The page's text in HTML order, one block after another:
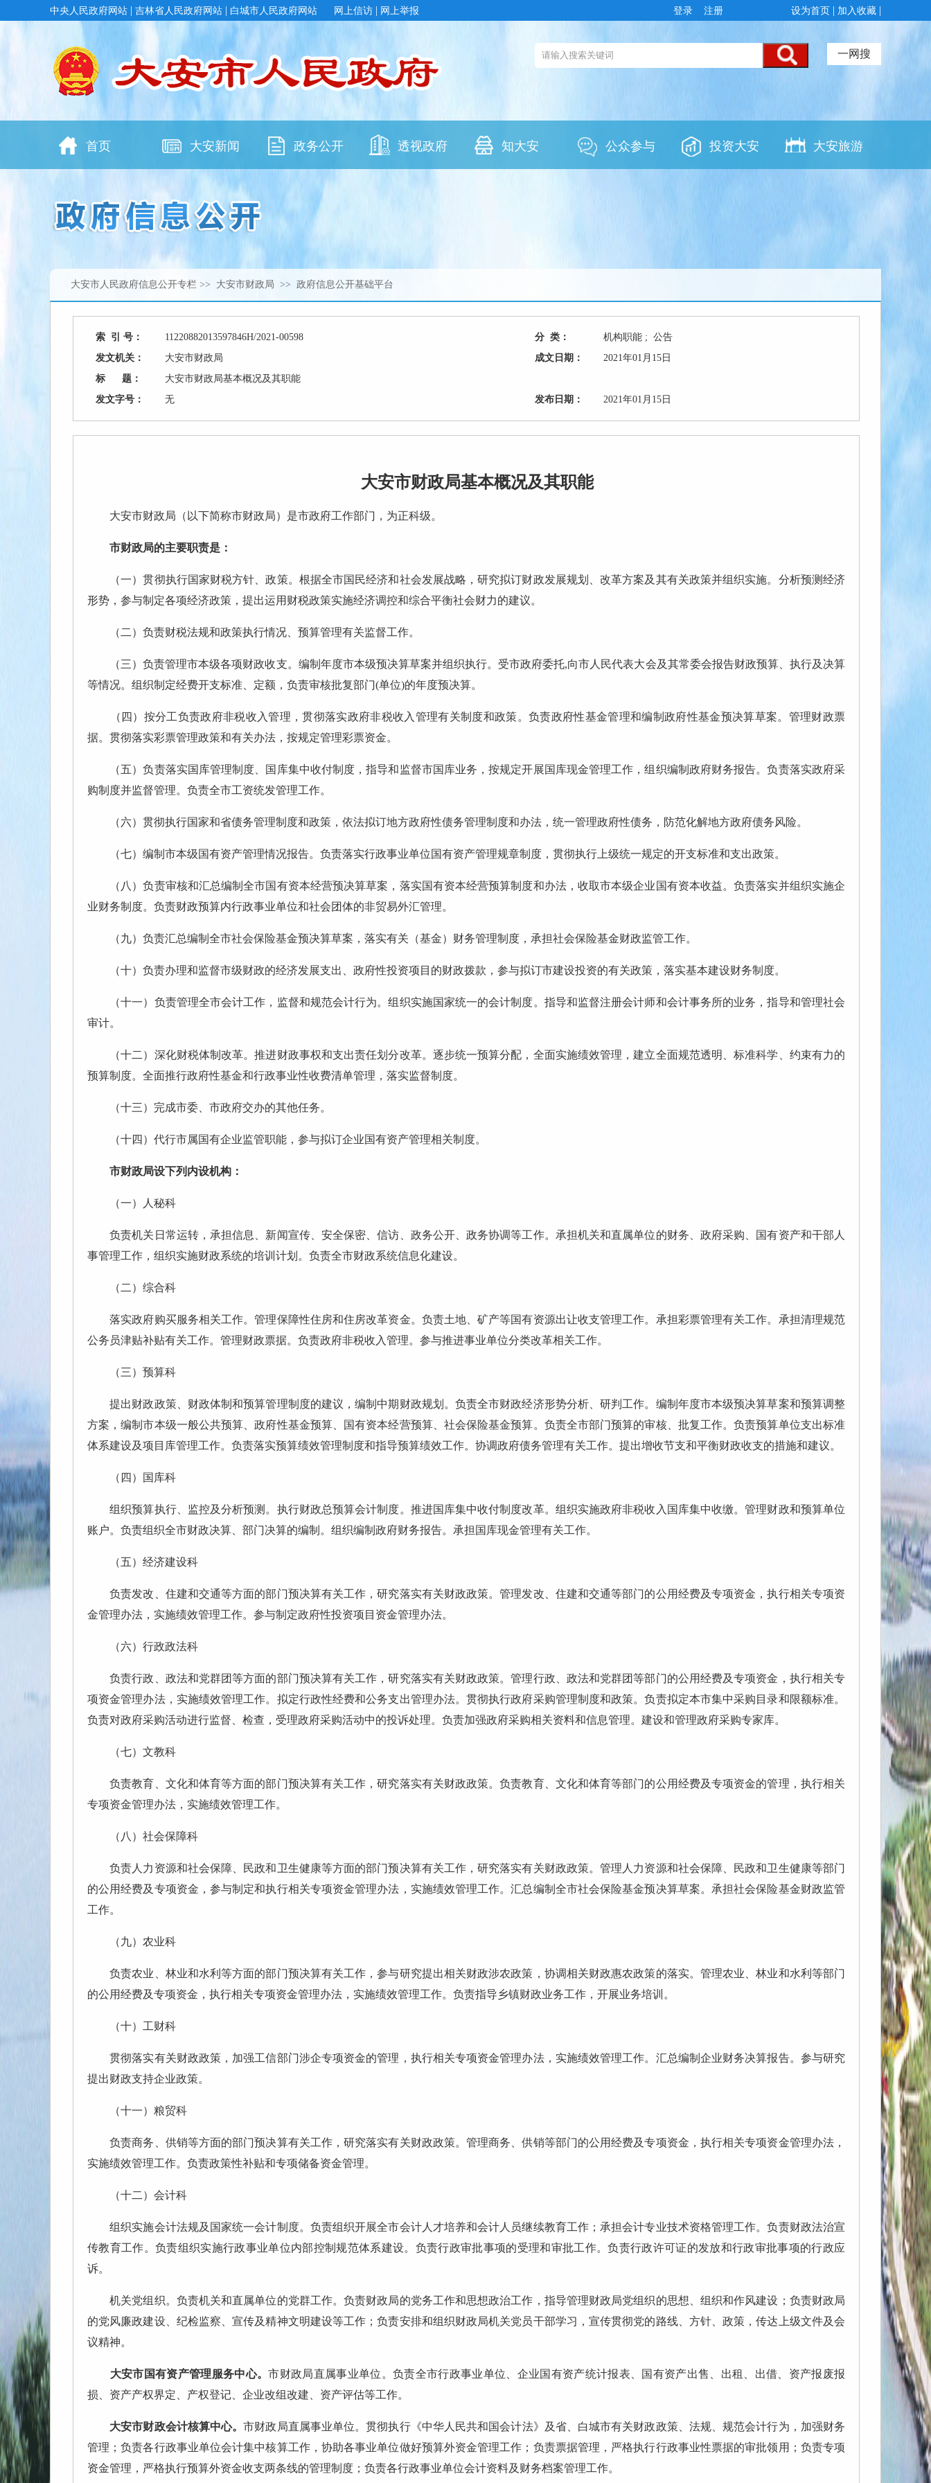
登录 注册
大安市人民政府信息公开专栏 >> 大安市财政局 >> 政府信息公开基础平台
索 引 号： 11220882013597846H/2021-00598 分 类：
机构职能 ; 公告
发文机关：
大安市财政局 成文日期：
2021年01月15日
标 题：
大安市财政局基本概况及其职能
发文字号：
无 发布日期： 2021年01月15日
大安市财政局基本概况及其职能
大安市财政局（以下简称市财政局）是市政府工作部门，为正科级。
市财政局的主要职责是：
（一）贯彻执行国家财税方针、政策。根据全市国民经济和社会发展战略，研究拟订财政发展规划、改革方案及其有关政策并组织实施。分析预测经济
形势，参与制定各项经济政策，提出运用财税政策实施经济调控和综合平衡社会财力的建议。
（二）负责财税法规和政策执行情况、预算管理有关监督工作。
（三）负责管理市本级各项财政收支。编制年度市本级预决算草案并组织执行。受市政府委托,向市人民代表大会及其常委会报告财政预算、执行及决算
等情况。组织制定经费开支标准、定额，负责审核批复部门(单位)的年度预决算。
（四）按分工负责政府非税收入管理，贯彻落实政府非税收入管理有关制度和政策。负责政府性基金管理和编制政府性基金预决算草案。管理财政票
据。贯彻落实彩票管理政策和有关办法，按规定管理彩票资金。
（五）负责落实国库管理制度、国库集中收付制度，指导和监督市国库业务，按规定开展国库现金管理工作，组织编制政府财务报告。负责落实政府采
购制度并监督管理。负责全市工资统发管理工作。
（六）贯彻执行国家和省债务管理制度和政策，依法拟订地方政府性债务管理制度和办法，统一管理政府性债务，防范化解地方政府债务风险。
（七）编制市本级国有资产管理情况报告。负责落实行政事业单位国有资产管理规章制度，贯彻执行上级统一规定的开支标准和支出政策。
（八）负责审核和汇总编制全市国有资本经营预决算草案，落实国有资本经营预算制度和办法，收取市本级企业国有资本收益。负责落实并组织实施企
业财务制度。负责财政预算内行政事业单位和社会团体的非贸易外汇管理。
（九）负责汇总编制全市社会保险基金预决算草案，落实有关（基金）财务管理制度，承担社会保险基金财政监管工作。
（十）负责办理和监督市级财政的经济发展支出、政府性投资项目的财政拨款，参与拟订市建设投资的有关政策，落实基本建设财务制度。
（十一）负责管理全市会计工作，监督和规范会计行为。组织实施国家统一的会计制度。指导和监督注册会计师和会计事务所的业务，指导和管理社会
审计。
（十二）深化财税体制改革。推进财政事权和支出责任划分改革。逐步统一预算分配，全面实施绩效管理，建立全面规范透明、标准科学、约束有力的
预算制度。全面推行政府性基金和行政事业性收费清单管理，落实监督制度。
（十三）完成市委、市政府交办的其他任务。
（十四）代行市属国有企业监管职能，参与拟订企业国有资产管理相关制度。
市财政局设下列内设机构：
（一）人秘科
负责机关日常运转，承担信息、新闻宣传、安全保密、信访、政务公开、政务协调等工作。承担机关和直属单位的财务、政府采购、国有资产和干部人
事管理工作，组织实施财政系统的培训计划。负责全市财政系统信息化建设。
（二）综合科
落实政府购买服务相关工作。管理保障性住房和住房改革资金。负责土地、矿产等国有资源出让收支管理工作。承担彩票管理有关工作。承担清理规范
公务员津贴补贴有关工作。管理财政票据。负责政府非税收入管理。参与推进事业单位分类改革相关工作。
（三）预算科
提出财政政策、财政体制和预算管理制度的建议，编制中期财政规划。负责全市财政经济形势分析、研判工作。编制年度市本级预决算草案和预算调整
方案，编制市本级一般公共预算、政府性基金预算、国有资本经营预算、社会保险基金预算。负责全市部门预算的审核、批复工作。负责预算单位支出标准
体系建设及项目库管理工作。负责落实预算绩效管理制度和指导预算绩效工作。协调政府债务管理有关工作。提出增收节支和平衡财政收支的措施和建议。
（四）国库科
组织预算执行、监控及分析预测。执行财政总预算会计制度。推进国库集中收付制度改革。组织实施政府非税收入国库集中收缴。管理财政和预算单位
账户。负责组织全市财政决算、部门决算的编制。组织编制政府财务报告。承担国库现金管理有关工作。
（五）经济建设科
负责发改、住建和交通等方面的部门预决算有关工作，研究落实有关财政政策。管理发改、住建和交通等部门的公用经费及专项资金，执行相关专项资
金管理办法，实施绩效管理工作。参与制定政府性投资项目资金管理办法。
（六）行政政法科
负责行政、政法和党群团等方面的部门预决算有关工作，研究落实有关财政政策。管理行政、政法和党群团等部门的公用经费及专项资金，执行相关专
项资金管理办法，实施绩效管理工作。拟定行政性经费和公务支出管理办法。贯彻执行政府采购管理制度和政策。负责拟定本市集中采购目录和限额标准。
负责对政府采购活动进行监督、检查，受理政府采购活动中的投诉处理。负责加强政府采购相关资料和信息管理。建设和管理政府采购专家库。
（七）文教科
负责教育、文化和体育等方面的部门预决算有关工作，研究落实有关财政政策。负责教育、文化和体育等部门的公用经费及专项资金的管理，执行相关
专项资金管理办法，实施绩效管理工作。
（八）社会保障科
负责人力资源和社会保障、民政和卫生健康等方面的部门预决算有关工作，研究落实有关财政政策。管理人力资源和社会保障、民政和卫生健康等部门
的公用经费及专项资金，参与制定和执行相关专项资金管理办法，实施绩效管理工作。汇总编制全市社会保险基金预决算草案。承担社会保险基金财政监管
工作。
（九）农业科
负责农业、林业和水利等方面的部门预决算有关工作，参与研究提出相关财政涉农政策，协调相关财政惠农政策的落实。管理农业、林业和水利等部门
的公用经费及专项资金，执行相关专项资金管理办法，实施绩效管理工作。负责指导乡镇财政业务工作，开展业务培训。
（十）工财科
贯彻落实有关财政政策，加强工信部门涉企专项资金的管理，执行相关专项资金管理办法，实施绩效管理工作。汇总编制企业财务决算报告。参与研究
提出财政支持企业政策。
（十一）粮贸科
负责商务、供销等方面的部门预决算有关工作，研究落实有关财政政策。管理商务、供销等部门的公用经费及专项资金，执行相关专项资金管理办法，
实施绩效管理工作。负责政策性补贴和专项储备资金管理。
（十二）会计科
组织实施会计法规及国家统一会计制度。负责组织开展全市会计人才培养和会计人员继续教育工作；承担会计专业技术资格管理工作。负责财政法治宣
传教育工作。负责组织实施行政事业单位内部控制规范体系建设。负责行政审批事项的受理和审批工作。负责行政许可证的发放和行政审批事项的行政应
诉。
机关党组织。负责机关和直属单位的党群工作。负责财政局的党务工作和思想政治工作，指导管理财政局党组织的思想、组织和作风建设；负责财政局
的党风廉政建设、纪检监察、宣传及精神文明建设等工作；负责安排和组织财政局机关党员干部学习，宣传贯彻党的路线、方针、政策，传达上级文件及会
议精神。
大安市国有资产管理服务中心。市财政局直属事业单位。负责全市行政事业单位、企业国有资产统计报表、国有资产出售、出租、出借、资产报废报
损、资产产权界定、产权登记、企业改组改建、资产评估等工作。
大安市财政会计核算中心。市财政局直属事业单位。贯彻执行《中华人民共和国会计法》及省、白城市有关财政政策、法规、规范会计行为，加强财务
管理；负责各行政事业单位会计集中核算工作，协助各事业单位做好预算外资金管理工作；负责票据管理，严格执行行政事业性票据的审批领用；负责专项
资金管理，严格执行预算外资金收支两条线的管理制度；负责各行政事业单位会计资料及财务档案管理工作。